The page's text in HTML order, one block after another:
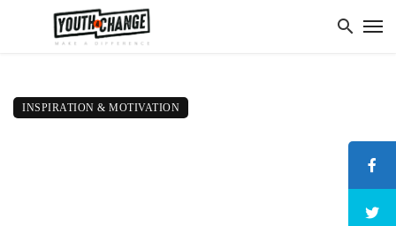
INSPIRATION & MOTIVATION